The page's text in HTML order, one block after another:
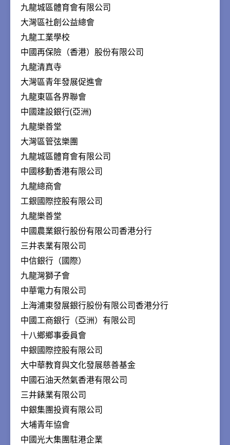
九龍城區體育會有限公司
大灣區社創公益總會
九龍工業學校
中國再保險（香港）股份有限公司
九龍清真寺
大灣區青年發展促進會
九龍東區各界聯會
中國建設銀行(亞洲)
九龍樂善堂
大灣區管弦樂團
九龍城區體育會有限公司
中國移動香港有限公司
九龍總商會
工銀國際控股有限公司
九龍樂善堂
中國農業銀行股份有限公司香港分行
三井表業有限公司
中信銀行（國際）
九龍灣獅子會
中華電力有限公司
上海浦東發展銀行股份有限公司香港分行
中國工商銀行（亞洲）有限公司
十八鄉鄉事委員會
中銀國際控股有限公司
大中華教育與文化發展慈善基金
中國石油天然氣香港有限公司
三井錶業有限公司
中銀集團投資有限公司
大埔青年協會
中國光大集團駐港企業